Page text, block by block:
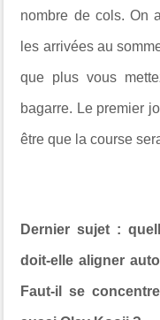
nombre de cols. On
les arrivées au
que plus vous
bagarre. Le premier
être que la course
Dernier sujet :
doit-elle aligner
Faut-il se